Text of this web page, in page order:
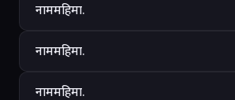
नाममहिमा.
नाममहिमा.
नाममहिमा.